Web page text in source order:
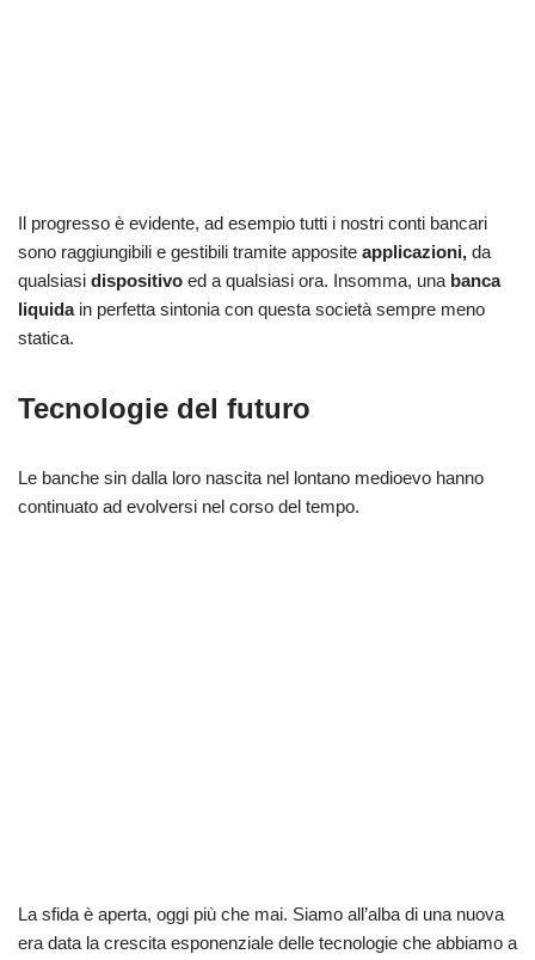
Il progresso è evidente, ad esempio tutti i nostri conti bancari
sono raggiungibili e gestibili tramite apposite applicazioni, da
qualsiasi dispositivo ed a qualsiasi ora. Insomma, una banca
liquidain perfetta sintonia con questa società sempre meno
statica.
Tecnologie del futuro
Le banche sin dalla loro nascita nel lontano medioevo hanno
continuato ad evolversi nel corso del tempo.
La sfida è aperta, oggi più che mai. Siamo all’alba di una nuova
era data la crescita esponenziale delle tecnologie che abbiamo a